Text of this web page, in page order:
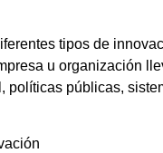
tipos de
u organización
políticas públicas,